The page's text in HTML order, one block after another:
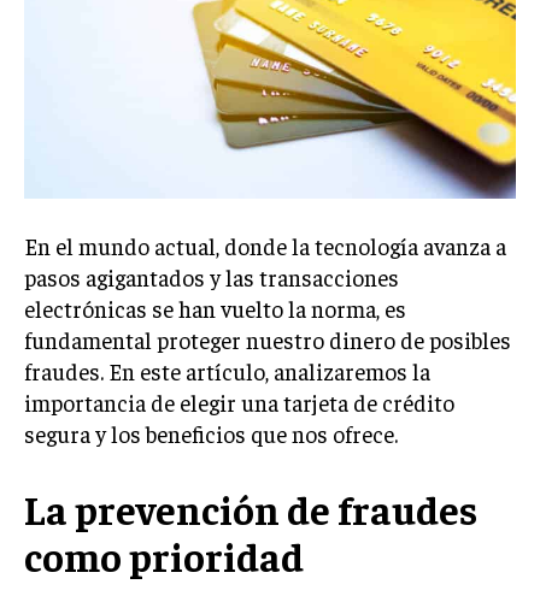
En el mundo actual, donde la tecnología avanza a
pasos agigantados y las transacciones
electrónicas se han vuelto la norma, es
fundamental proteger nuestro dinero de posibles
fraudes. En este artículo, analizaremos la
importancia de elegir una tarjeta de crédito
segura y los beneficios que nos ofrece.
La prevención de fraudes
como prioridad